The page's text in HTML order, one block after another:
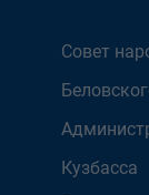
Совет
Кузбасса